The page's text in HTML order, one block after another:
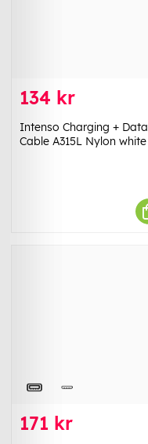
134 kr
Intenso Charging + Data
Cable A315L Nylon white
171 kr